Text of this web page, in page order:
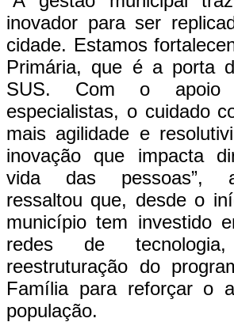
inovador para ser
cidade. Estamos
Primária, que é a porta
SUS. Com o apoio
especialistas, o cuidado
mais agilidade e
inovação que impacta
vida das pessoas”,
ressaltou que, desde o
município tem investido
redes de
reestruturação do
Família para reforçar o
população.